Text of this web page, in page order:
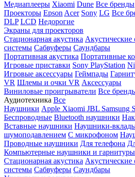
Медиаплееры Xiaomi Dune Все бренды
Проекторы Epson Acer Sony LG Все
DLP LCD Недорогие
Экраны для проекторов
Стационарная акустика Акустические
системы Сабвуферы Саундбары
Портативная акустика Портативные
Игровые приставки Sony PlayStation
Игровые аксессуары Геймпады
VR Шлемы и очки VR Аксессуары
Виниловые проигрыватели Все
Аудиотехника Все
Наушники Apple Xiaomi JBL Samsung
Беспроводные Bluetooth наушники
Вставные наушники Наушники-
шумоподавлением С микрофоном
Проводные наушники Для телефона
Компьютерные наушники и гарнитуры
Стационарная акустика Акустические
системы Сабвуферы Саундбары